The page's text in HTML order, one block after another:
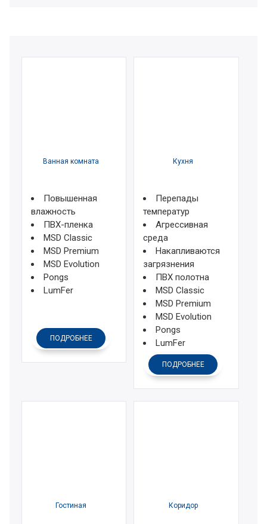
Ванная комната
Повышенная
влажность
ПВХ-пленка
MSD Classic
MSD Premium
MSD Evolution
Pongs
LumFer
ПОДРОБНЕЕ
Кухня
Перепады
температур
Агрессивная
среда
Накапливаются
загрязнения
ПВХ полотна
MSD Classic
MSD Premium
MSD Evolution
Pongs
LumFer
ПОДРОБНЕЕ
Гостиная Коридор